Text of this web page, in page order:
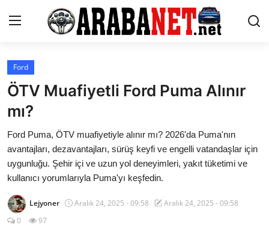
Giriş yapmak
Anasayfa
Araba Markaları
Paketler
Karşılaştırmalar
Ford
ÖTV Muafiyetli Ford Puma Alınır
mı?
Ford Puma, ÖTV muafiyetiyle alınır mı? 2026'da Puma'nın
avantajları, dezavantajları, sürüş keyfi ve engelli vatandaşlar için
uygunluğu. Şehir içi ve uzun yol deneyimleri, yakıt tüketimi ve
kullanıcı yorumlarıyla Puma'yı keşfedin.
Lejyoner Aralık 24, 2025 - 09:58
Aralık 24, 2025 - 09:58
0
97